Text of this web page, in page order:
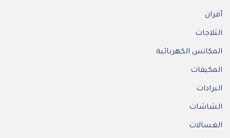
أفران
الثلاجات
المكانس الكهربائية
المكيفات
البرادات
الشاشات
الغسالات